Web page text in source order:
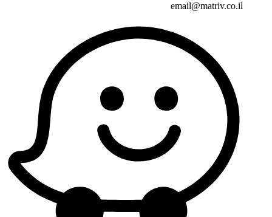
email@matriv.co.il